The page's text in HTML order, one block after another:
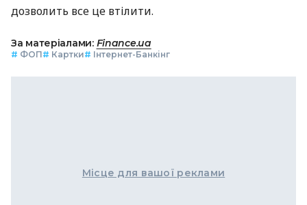
дозволить все це втілити.
За матеріалами: Finance.ua
# ФОП# Картки# Інтернет-Банкінг
Місце для вашої реклами